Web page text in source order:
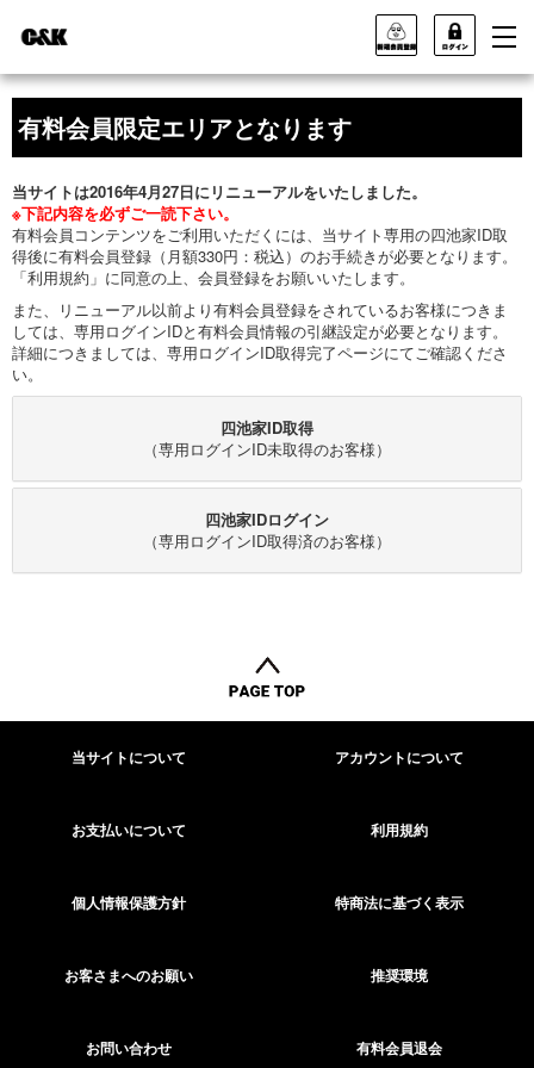
有料会員限定エリアとなります
当サイトは2016年4月27日にリニューアルをいたしました。
※下記内容を必ずご一読下さい。
有料会員コンテンツをご利用いただくには、当サイト専用の四池家ID取
得後に有料会員登録（月額330円：税込）のお手続きが必要となります。
「利用規約」に同意の上、会員登録をお願いいたします。
また、リニューアル以前より有料会員登録をされているお客様につきま
しては、専用ログインIDと有料会員情報の引継設定が必要となります。
詳細につきましては、専用ログインID取得完了ページにてご確認くださ
い。
四池家ID取得
（専用ログインID未取得のお客様）
四池家IDログイン
（専用ログインID取得済のお客様）
当サイトについて アカウントについて
お支払いについて 利用規約
個人情報保護方針 特商法に基づく表示
お客さまへのお願い 推奨環境
お問い合わせ 有料会員退会